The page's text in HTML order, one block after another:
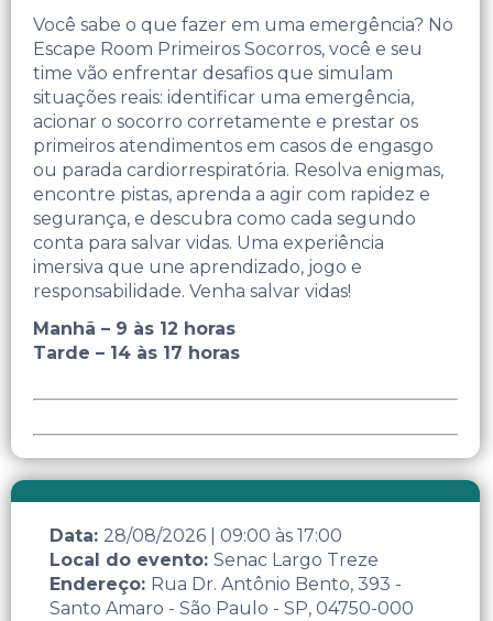
Você sabe o que fazer em uma emergência? No
Escape Room Primeiros Socorros, você e seu
time vão enfrentar desafios que simulam
situações reais: identificar uma emergência,
acionar o socorro corretamente e prestar os
primeiros atendimentos em casos de engasgo
ou parada cardiorrespiratória. Resolva enigmas,
encontre pistas, aprenda a agir com rapidez e
segurança, e descubra como cada segundo
conta para salvar vidas. Uma experiência
imersiva que une aprendizado, jogo e
responsabilidade. Venha salvar vidas!
Manhã – 9 às 12 horas
Tarde – 14 às 17 horas
Data: 28/08/2026 09:00 às 17:00
Local do evento: Senac Largo Treze
Endereço: Rua Dr. Antônio Bento, 393 -
Santo Amaro - São Paulo - SP, 04750-000